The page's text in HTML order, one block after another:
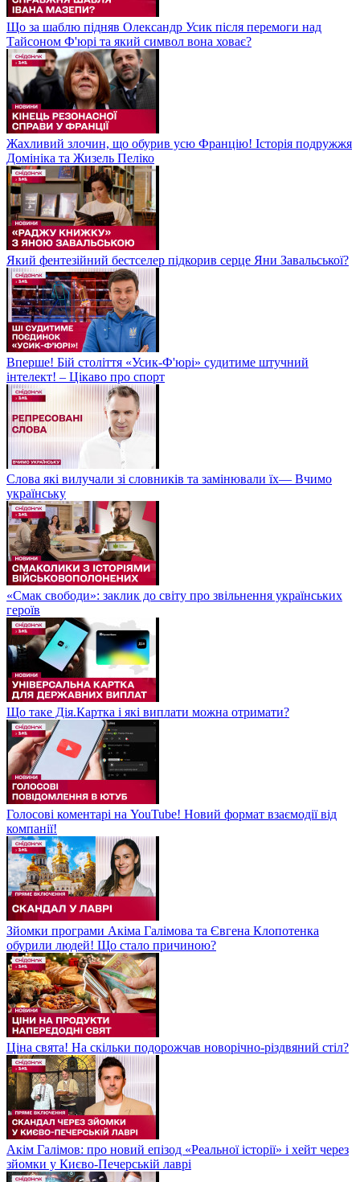
Що за шаблю підняв Олександр Усик після перемоги над
Тайсоном Ф'юрі та який символ вона ховає?
Жахливий злочин, що обурив усю Францію! Історія подружжя
Домініка та Жизель Пеліко
Який фентезійний бестселер підкорив серце Яни Завальської?
Вперше! Бій століття «Усик-Ф'юрі» судитиме штучний
інтелект! – Цікаво про спорт
Слова які вилучали зі словників та замінювали їх— Вчимо
українську
«Смак свободи»: заклик до світу про звільнення українських
героїв
Що таке Дія.Картка і які виплати можна отримати?
Голосові коментарі на YouTube! Новий формат взаємодії від
компанії!
Зйомки програми Акіма Галімова та Євгена Клопотенка
обурили людей! Що стало причиною?
Ціна свята! На скільки подорожчав новорічно-різдвяний стіл?
Акім Галімов: про новий епізод «Реальної історії» і хейт через
зйомки у Києво-Печерській лаврі